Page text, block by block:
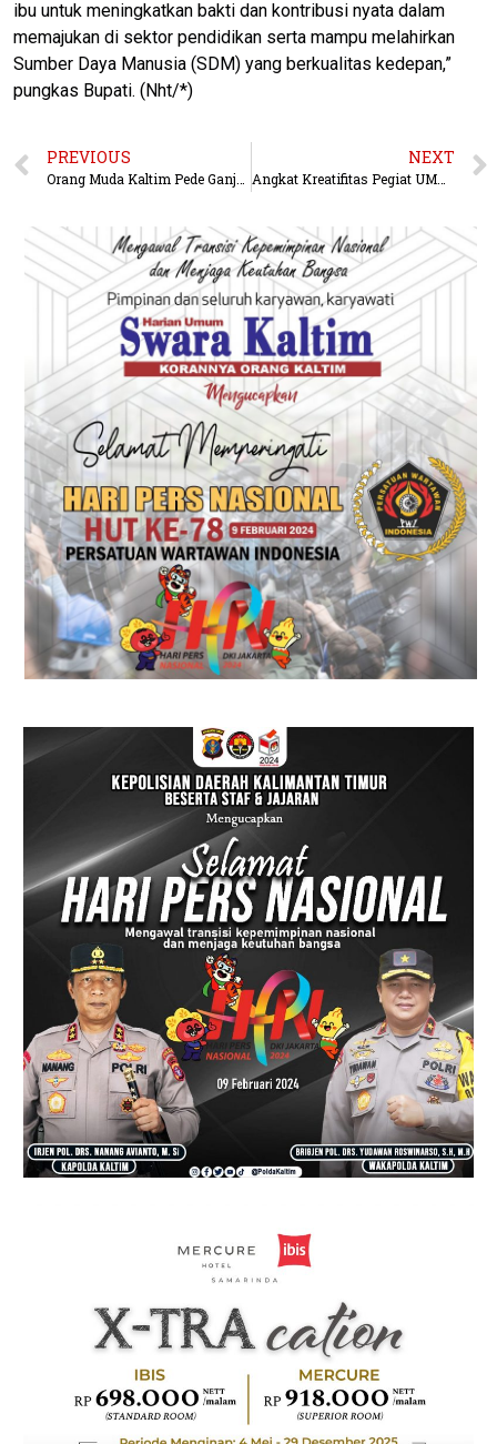
ibu untuk meningkatkan bakti dan kontribusi nyata dalam
memajukan di sektor pendidikan serta mampu melahirkan
Sumber Daya Manusia (SDM) yang berkualitas kedepan,”
pungkas Bupati. (Nht/*)
PREVIOUS
Orang Muda Kaltim Pede Ganjar Jadi Presiden 2024 Dan Selesaikan Pembangunan IKN
NEXT
Angkat Kreatifitas Pegiat UMKM, Berau Buka UMKM Center Berau Tourism